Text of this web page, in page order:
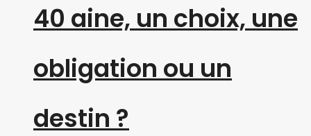
40 aine, un choix, une
obligation ou un
destin ?